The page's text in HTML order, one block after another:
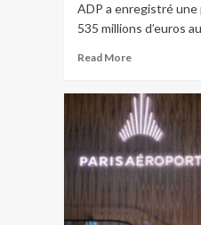
ADP a enregistré
535 millions d’euros
Read More